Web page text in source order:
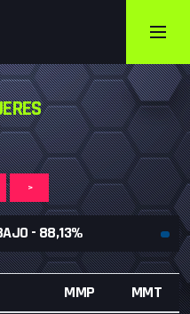
>
- 88,13%
MMP MMT